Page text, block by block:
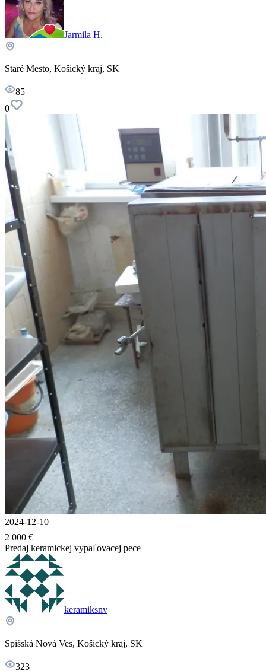
Jarmila H.
Staré Mesto, Košický kraj, SK
85
0
2024-12-10
2 000 €
Predaj keramickej vypaľovacej pece
keramiksnv
Spišská Nová Ves, Košický kraj, SK
323